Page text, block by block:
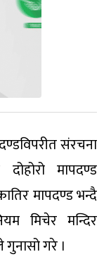
संरचना
मापदण्ड
मापदण्ड भन्दै
मिचेर मन्दिर
गुनासो गरे ।